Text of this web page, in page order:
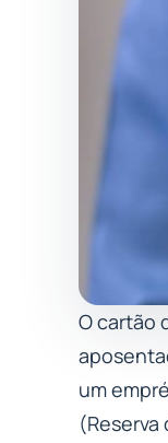
O cartão
um